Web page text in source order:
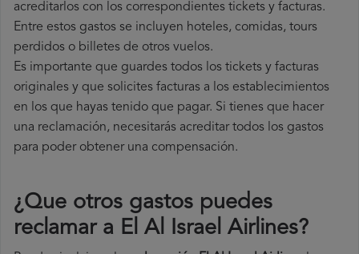
acreditarlos con los correspondientes tickets y facturas.
Entre estos gastos se incluyen hoteles, comidas, tours
perdidos o billetes de otros vuelos.
Es importante que guardes todos los tickets y facturas
originales y que solicites facturas a los establecimientos
en los que hayas tenido que pagar. Si tienes que hacer
una reclamación, necesitarás acreditar todos los gastos
para poder obtener una compensación.
¿Que otros gastos puedes
reclamar a El Al Israel Airlines​?